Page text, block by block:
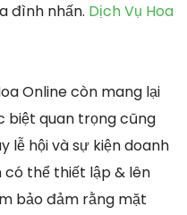
đình nhấn. Dịch Vụ Hoa
Online còn mang lại
biệt quan trọng cũng
lễ hội và sự kiện doanh
có thể thiết lập & lên
bảo đảm rằng mặt